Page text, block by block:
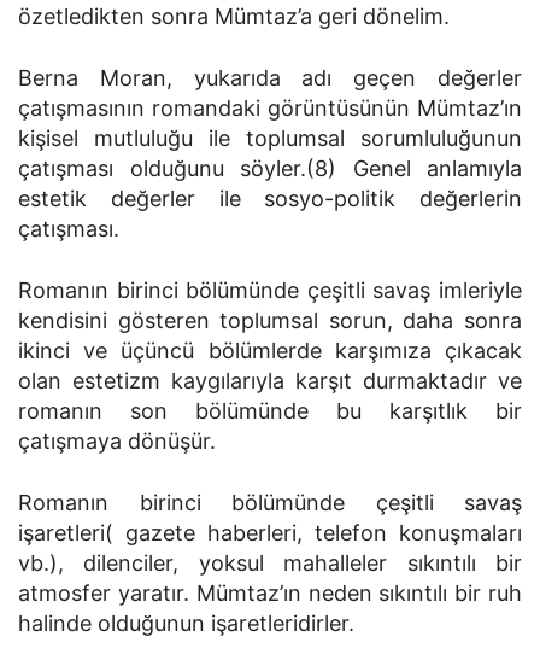
özetledikten sonra Mümtaz’a geri dönelim.
Berna Moran, yukarıda adı geçen değerler
çatışmasının romandaki görüntüsünün Mümtaz’ın
kişisel mutluluğu ile toplumsal sorumluluğunun
çatışması olduğunu söyler.(8) Genel anlamıyla
estetik değerler ile sosyo-politik değerlerin
çatışması.
Romanın birinci bölümünde çeşitli savaş imleriyle
kendisini gösteren toplumsal sorun, daha sonra
ikinci ve üçüncü bölümlerde karşımıza çıkacak
olan estetizm kaygılarıyla karşıt durmaktadır ve
romanın son bölümünde bu karşıtlık bir
çatışmaya dönüşür.
Romanın birinci bölümünde çeşitli savaş
işaretleri( gazete haberleri, telefon konuşmaları
vb.), dilenciler, yoksul mahalleler sıkıntılı bir
atmosfer yaratır. Mümtaz’ın neden sıkıntılı bir ruh
halinde olduğunun işaretleridirler.